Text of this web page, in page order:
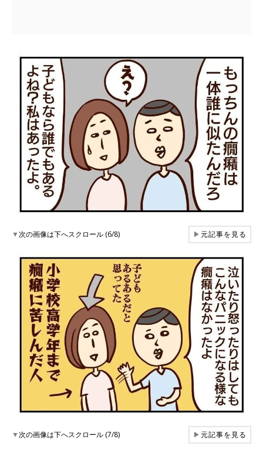
▼次の画像は下へスクロール (6/8) ▶元記事を見る
▼次の画像は下へスクロール (7/8) ▶元記事を見る